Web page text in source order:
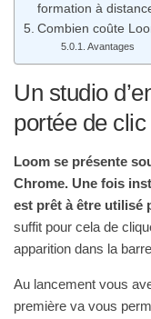
formation à
Combien coûte
Avantages
Un studio
portée de clic
Loom se présente
Chrome. Une fois
est prêt à être utilisé
suffit pour cela de
apparition dans la
Au lancement vous
première va vous